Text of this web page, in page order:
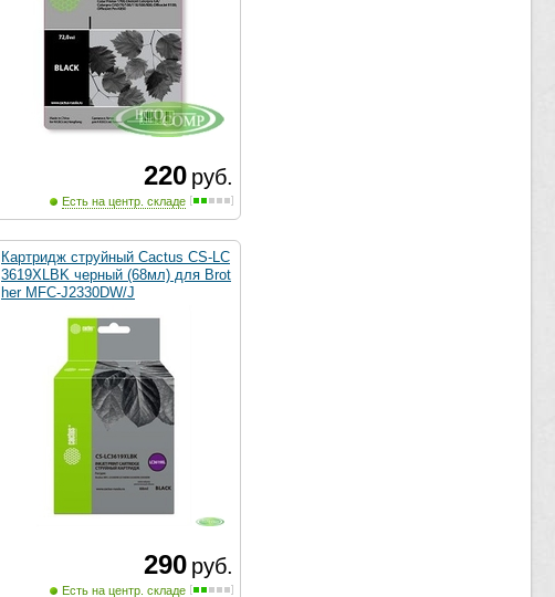
220 руб.
Есть на центр. складе
Картридж струйный Cactus CS-LC
3619XLBK черный (68мл) для Brot
her MFC-J2330DW/J
290 руб.
Есть на центр. складе